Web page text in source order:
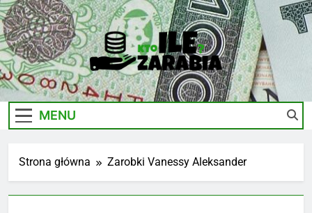
Skip
to
content
Ile-
Zarabia.edu.pl
Zarobki Gwiazd, Ciekawostki I Biznes
MENU
Strona główna Zarobki Vanessy Aleksander